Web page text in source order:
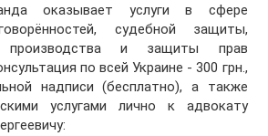
оказывает услуги в сфере
судебной защиты,
производства и защиты прав
по всей Украине - 300 грн.,
надписи (бесплатно), а также
услугами лично к адвокату